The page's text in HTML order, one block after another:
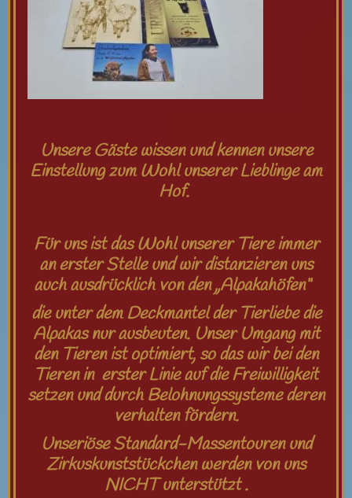
Unsere Gäste wissen und kennen unsere
Einstellung zum Wohl unserer Lieblinge am
Hof.
Für uns ist das Wohl unserer Tiere immer
an erster Stelle und wir distanzieren uns
auch ausdrücklich von den „Alpakahöfen“
die unter dem Deckmantel der Tierliebe die
Alpakas nur ausbeuten. Unser Umgang mit
den Tieren ist optimiert, so das wir bei den
Tieren in erster Linie auf die Freiwilligkeit
setzen und durch Belohnungssysteme deren
verhalten fördern.
Unseriöse Standard-Massentouren und
Zirkuskunststückchen werden von uns
NICHT unterstützt .